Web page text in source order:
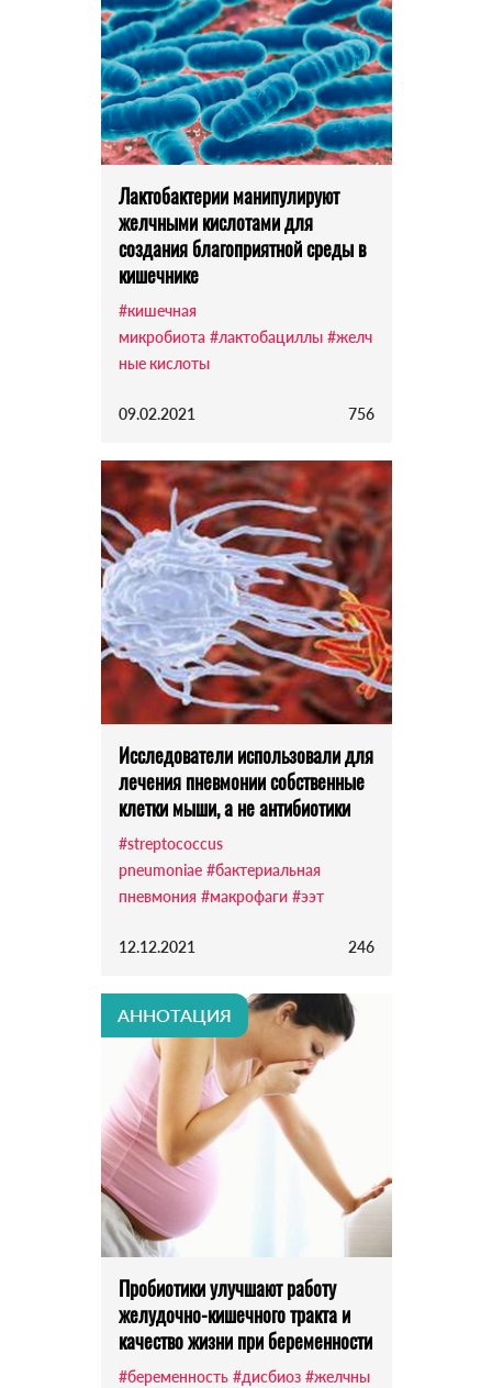
Лактобактерии манипулируют
желчными кислотами для
создания благоприятной среды в
кишечнике
#кишечная
микробиота #лактобациллы #желч
ные кислоты
09.02.2021 756
Исследователи использовали для
лечения пневмонии собственные
клетки мыши, а не антибиотики
#streptococcus
pneumoniae #бактериальная
пневмония #макрофаги #ээт
12.12.2021 246
АННОТАЦИЯ
Пробиотики улучшают работу
желудочно-кишечного тракта и
качество жизни при беременности
#беременность #дисбиоз #желчны